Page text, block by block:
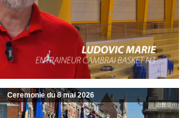
Ceremonie du 8 mai 2026